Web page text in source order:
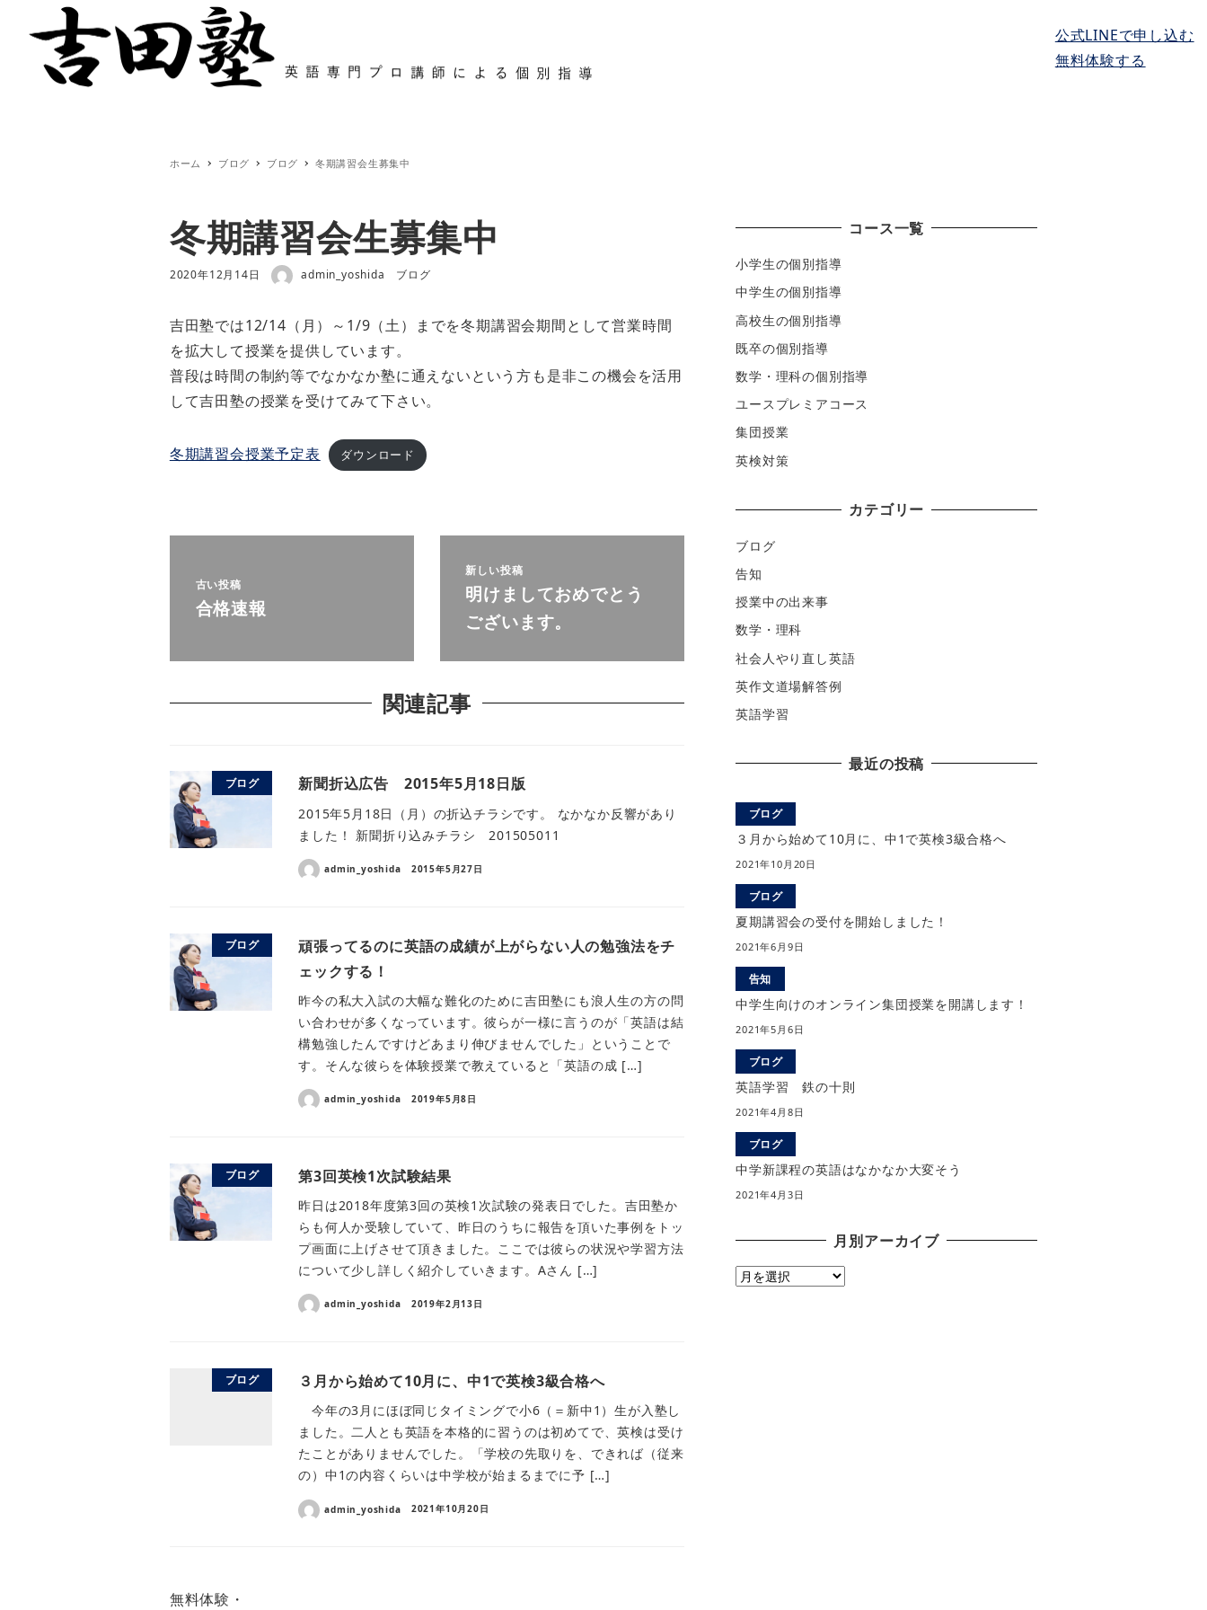
公式LINEで申し込む
無料体験する
ホーム ブログ ブログ 冬期講習会生募集中
冬期講習会生募集中
投稿日
2020年12月14日 著者 admin_yoshida カテゴリー
ブログ
吉田塾では12/14（月）～1/9（土）までを冬期講習会期間として営業時間
を拡大して授業を提供しています。
普段は時間の制約等でなかなか塾に通えないという方も是非この機会を活用
して吉田塾の授業を受けてみて下さい。
冬期講習会授業予定表 ダウンロード
古い投稿
合格速報
新しい投稿
明けましておめでとう
ございます。
関連記事
ブログ 新聞折込広告 2015年5月18日版
2015年5月18日（月）の折込チラシです。 なかなか反響があり
ました！ 新聞折り込みチラシ 201505011
admin_yoshida 2015年5月27日
ブログ
頑張ってるのに英語の成績が上がらない人の勉強法をチ
ェックする！
昨今の私大入試の大幅な難化のために吉田塾にも浪人生の方の問
い合わせが多くなっています。彼らが一様に言うのが「英語は結
構勉強したんですけどあまり伸びませんでした」ということで
す。そんな彼らを体験授業で教えていると「英語の成 […]
admin_yoshida 2019年5月8日
ブログ 第3回英検1次試験結果
昨日は2018年度第3回の英検1次試験の発表日でした。吉田塾か
らも何人か受験していて、昨日のうちに報告を頂いた事例をトッ
プ画面に上げさせて頂きました。ここでは彼らの状況や学習方法
について少し詳しく紹介していきます。Aさん […]
admin_yoshida 2019年2月13日
ブログ ３月から始めて10月に、中1で英検3級合格へ
今年の3月にほぼ同じタイミングで小6（＝新中1）生が入塾し
ました。二人とも英語を本格的に習うのは初めてで、英検は受け
たことがありませんでした。「学校の先取りを、できれば（従来
の）中1の内容くらいは中学校が始まるまでに予 […]
admin_yoshida 2021年10月20日
コース一覧
小学生の個別指導
中学生の個別指導
高校生の個別指導
既卒の個別指導
数学・理科の個別指導
ユースプレミアコース
集団授業
英検対策
カテゴリー
ブログ
告知
授業中の出来事
数学・理科
社会人やり直し英語
英作文道場解答例
英語学習
最近の投稿
ブログ
３月から始めて10月に、中1で英検3級合格へ
2021年10月20日
ブログ
夏期講習会の受付を開始しました！
2021年6月9日
告知
中学生向けのオンライン集団授業を開講します！
2021年5月6日
ブログ
英語学習 鉄の十則
2021年4月8日
ブログ
中学新課程の英語はなかなか大変そう
2021年4月3日
月別アーカイブ
月
無料体験・